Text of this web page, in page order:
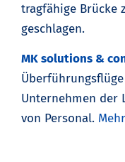
tragfähige Brücke
geschlagen.
MK solutions &
Unternehmen der
von Personal.